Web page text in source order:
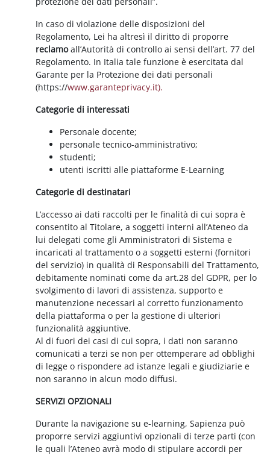
In caso di violazione delle disposizioni del
Regolamento, Lei ha altresì il diritto di proporre
reclamoall’Autorità di controllo ai sensi dell’art. 77 del
Regolamento. In Italia tale funzione è esercitata dal
Garante per la Protezione dei dati personali
(https://www.garanteprivacy.it).
Categorie di interessati
Personale docente;
personale tecnico-amministrativo;
studenti;
utenti iscritti alle piattaforme E-Learning
Categorie di destinatari
L’accesso ai dati raccolti per le finalità di cui sopra è
consentito al Titolare, a soggetti interni all’Ateneo da
lui delegati come gli Amministratori di Sistema e
incaricati al trattamento o a soggetti esterni (fornitori
del servizio) in qualità di Responsabili del Trattamento,
debitamente nominati come da art.28 del GDPR, per lo
svolgimento di lavori di assistenza, supporto e
manutenzione necessari al corretto funzionamento
della piattaforma o per la gestione di ulteriori
funzionalità aggiuntive.
Al di fuori dei casi di cui sopra, i dati non saranno
comunicati a terzi se non per ottemperare ad obblighi
di legge o rispondere ad istanze legali e giudiziarie e
non saranno in alcun modo diffusi.
SERVIZI OPZIONALI
Durante la navigazione su e-learning, Sapienza può
proporre servizi aggiuntivi opzionali di terze parti (con
le quali l’Ateneo avrà modo di stipulare accordi per